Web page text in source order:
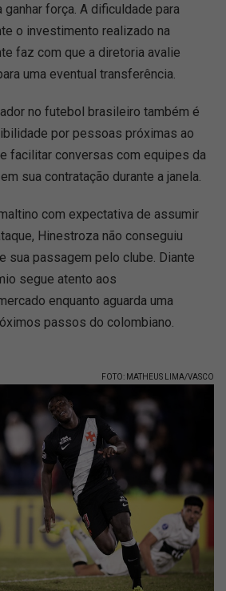
força. A dificuldade para
o investimento realizado na
faz com que a diretoria avalie
uma eventual transferência.
no futebol brasileiro também é
por pessoas próximas ao
facilitar conversas com equipes da
sua contratação durante a janela.
com expectativa de assumir
Hinestroza não conseguiu
sua passagem pelo clube. Diante
segue atento aos
enquanto aguarda uma
passos do colombiano.
FOTO: MATHEUS LIMA/VASCO